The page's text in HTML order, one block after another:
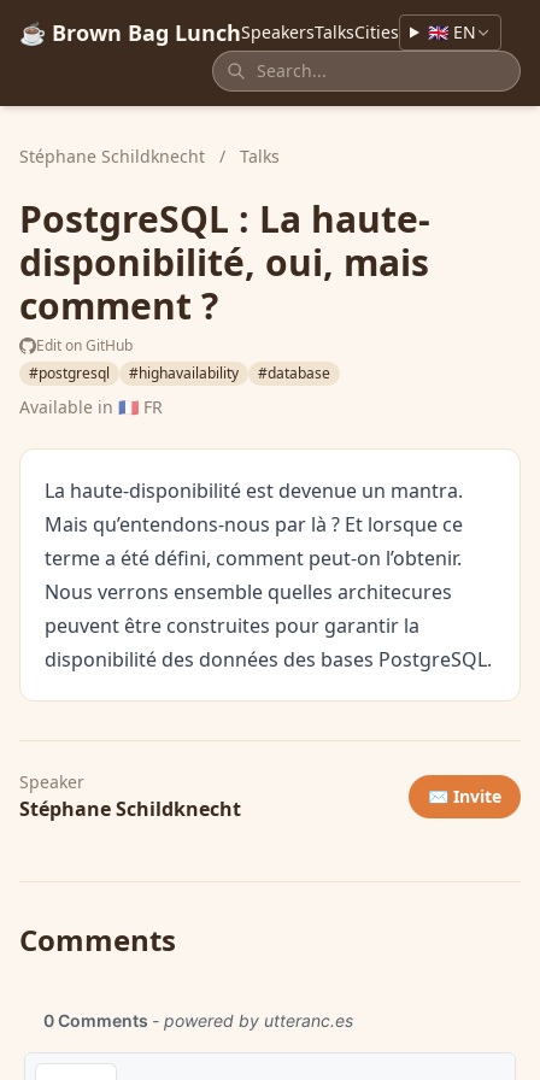
☕ Brown Bag LunchSpeakersTalksCities 🇬🇧 EN
Stéphane Schildknecht / Talks
PostgreSQL : La haute-
disponibilité, oui, mais
comment ?
Edit on GitHub
#postgresql
#highavailability #database
Available in 🇫🇷 FR
La haute-disponibilité est devenue un mantra.
Mais qu’entendons-nous par là ? Et lorsque ce
terme a été défini, comment peut-on l’obtenir.
Nous verrons ensemble quelles architecures
peuvent être construites pour garantir la
disponibilité des données des bases PostgreSQL.
Speaker
Stéphane Schildknecht ✉️ Invite
Comments